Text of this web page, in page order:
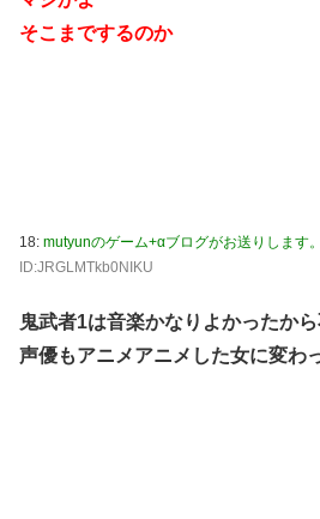
そこまでするのか
18: mutyunのゲーム+αブログがお送りします。
ID:JRGLMTkb0NIKU
鬼武者1は音楽かなりよかったか
声優もアニメアニメした女に変わ